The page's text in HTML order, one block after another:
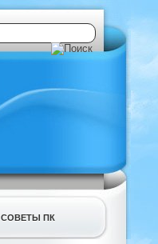
СОВЕТЫ ПК